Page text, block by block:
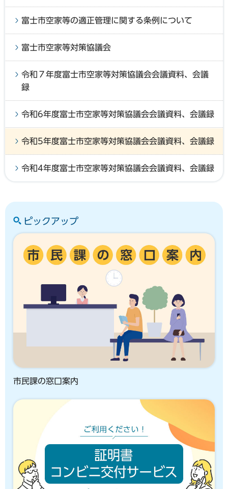
富士市空家等の適正管理に関する条例について
富士市空家等対策協議会
令和７年度富士市空家等対策協議会会議資料、会議
録
令和6年度富士市空家等対策協議会会議資料、会議録
令和5年度富士市空家等対策協議会会議資料、会議録
令和4年度富士市空家等対策協議会会議資料、会議録
ピックアップ
市民課の窓口案内